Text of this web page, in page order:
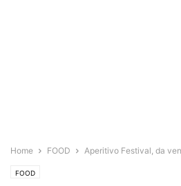
Home FOOD Aperitivo Festival, da
FOOD